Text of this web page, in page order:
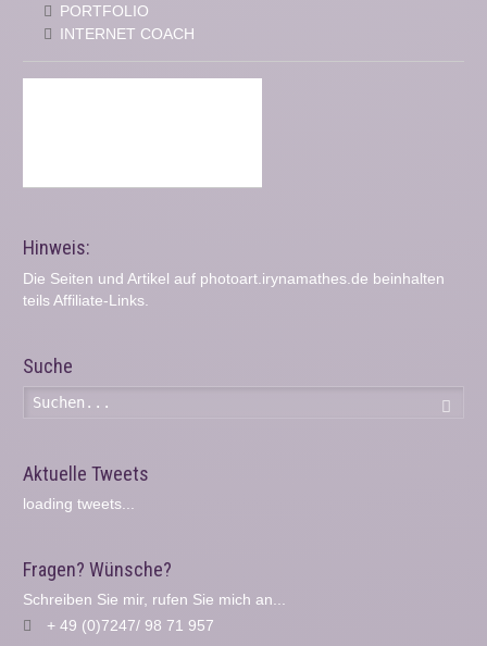
PORTFOLIO
INTERNET COACH
Hinweis:
Die Seiten und Artikel auf photoart.irynamathes.de beinhalten
teils Affiliate-Links.
Suche
Aktuelle Tweets
loading tweets...
Fragen? Wünsche?
Schreiben Sie mir, rufen Sie mich an...
+ 49 (0)7247/ 98 71 957